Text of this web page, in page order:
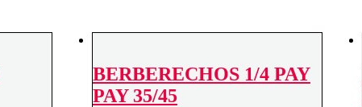
BERBERECHOS 1/4 PAY
PAY 35/45